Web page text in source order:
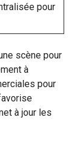
pour
scène pour
à
pour
à jour les